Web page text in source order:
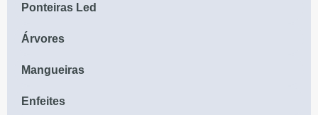
Ponteiras Led
Árvores
Mangueiras
Enfeites